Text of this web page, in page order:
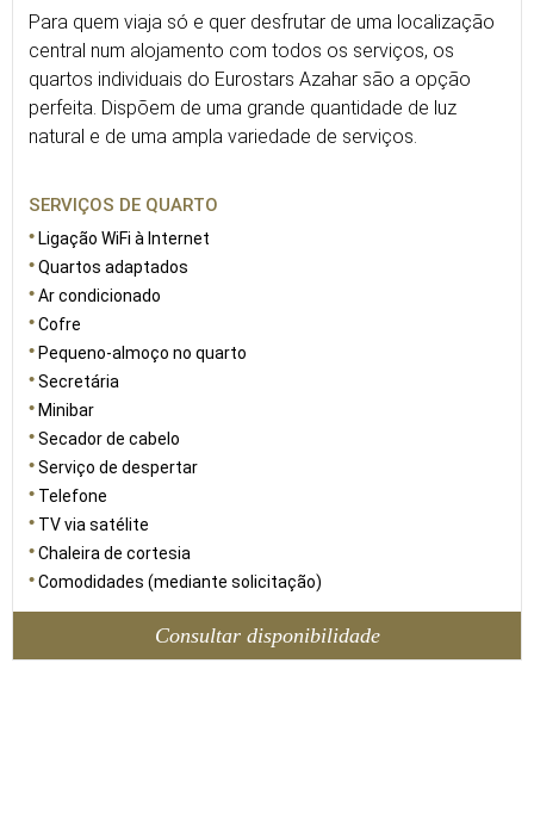
Para quem viaja só e quer desfrutar de uma localização
central num alojamento com todos os serviços, os
quartos individuais do Eurostars Azahar são a opção
perfeita. Dispõem de uma grande quantidade de luz
natural e de uma ampla variedade de serviços.
SERVIÇOS DE QUARTO
Ligação WiFi à Internet
Quartos adaptados
Ar condicionado
Cofre
Pequeno-almoço no quarto
Secretária
Minibar
Secador de cabelo
Serviço de despertar
Telefone
TV via satélite
Chaleira de cortesia
Comodidades (mediante solicitação)
Consultar disponibilidade